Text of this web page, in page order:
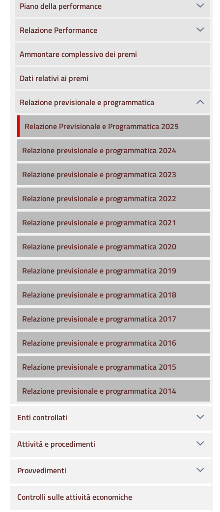
Piano della performance
Relazione Performance
Ammontare complessivo dei premi
Dati relativi ai premi
Relazione previsionale e programmatica
Relazione Previsionale e Programmatica 2025
Relazione previsionale e programmatica 2024
Relazione previsionale e programmatica 2023
Relazione previsionale e programmatica 2022
Relazione previsionale e programmatica 2021
Relazione previsionale e programmatica 2020
Relazione previsionale e programmatica 2019
Relazione previsionale e programmatica 2018
Relazione previsionale e programmatica 2017
Relazione previsionale e programmatica 2016
Relazione previsionale e programmatica 2015
Relazione previsionale e programmatica 2014
Enti controllati
Attività e procedimenti
Provvedimenti
Controlli sulle attività economiche